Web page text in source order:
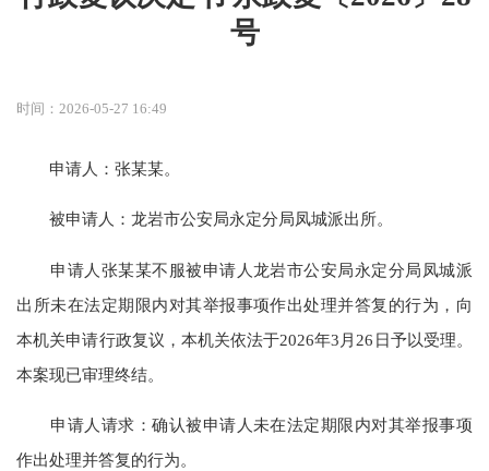
号
时间：2026-05-27 16:49
申请人：张某某。
被申请人：龙岩市公安局永定分局凤城派出所。
申请人张某某不服被申请人龙岩市公安局永定分局凤城派
出所未在法定期限内对其举报事项作出处理并答复的行为，向
本机关申请行政复议，本机关依法于2026年3月26日予以受理。
本案现已审理终结。
申请人请求：确认被申请人未在法定期限内对其举报事项
作出处理并答复的行为。